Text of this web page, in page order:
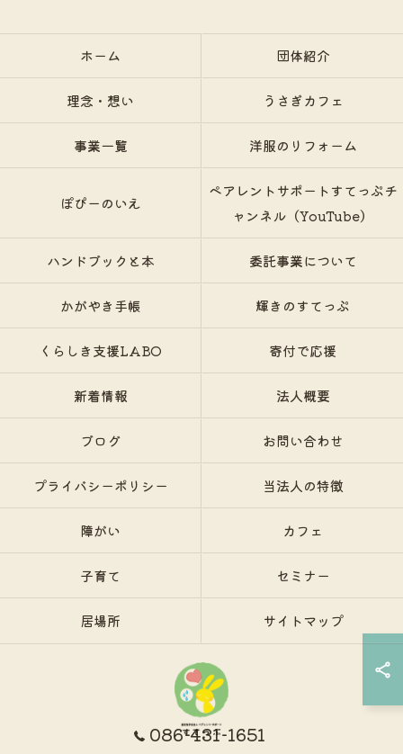
086-431-1651
ホーム 団体紹介
理念・想い うさぎカフェ
事業一覧 洋服のリフォーム
ぽぴーのいえ
ペアレントサポートすてっぷチ
ャンネル（YouTube）
ハンドブックと本 委託事業について
かがやき手帳 輝きのすてっぷ
くらしき支援LABO 寄付で応援
新着情報 法人概要
ブログ お問い合わせ
プライバシーポリシー 当法人の特徴
障がい カフェ
子育て セミナー
居場所 サイトマップ